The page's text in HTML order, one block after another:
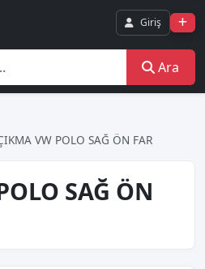
Giriş
Ara
VW POLO SAĞ ÖN FAR
SAĞ ÖN